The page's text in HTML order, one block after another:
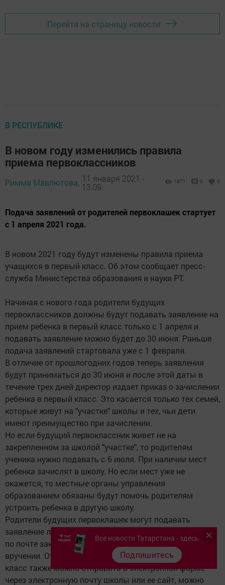
Перейти на страницу новости
В РЕСПУБЛИКЕ
В новом году изменились правила
приема первоклассников
Римма Мавлютова, 11 января 2021 -
13:09
1871 0 0
Подача заявлений от родителей первоклашек стартует
с 1 апреля 2021 года.
В новом 2021 году будут изменены правила приема
учащихся в первый класс. Об этом сообщает пресс-
служба Министерства образования и науки РТ.
Начиная с нового года родители будущих
первоклассников должны будут подавать заявление на
прием ребенка в первый класс только с 1 апреля и
подавать заявление можно будет до 30 июня. Раньше
подача заявлений стартовала уже с 1 февраля.
В отличие от прошлогодних годов теперь заявления
будут приниматься до 30 июня и после этой даты в
течение трех дней директор издает приказ о зачислении
ребенка в первый класс. Это касается только тех семей,
которые живут на "участке" школы и тех, чьи дети
имеют преимущество при зачислении.
Но если будущий первоклассник живет не на
закрепленном за школой "участке", то родителям
ученика нужно подавать с 6 июля. При наличии мест
ребенка зачислят в школу. Но если мест уже не
окажется, то местные органы управления
образованием обязаны будут помочь родителям
устроить ребенка в другую школу.
Родители будущих первоклашек могут подавать
заявление лично придя школу, также могут отправить
по почте заказным письмом с уведомлением о
вручении. Отправить заявление о приеме в первый
класс также можно отправить в электронной форме
через электронную почту школы или ее сайт, можно
Все новости Татарстана - здесь
Подпишитесь